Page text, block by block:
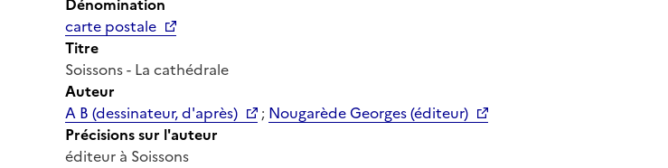
carte postale
Titre
Soissons - La cathédrale
Auteur
A B (dessinateur, d'après)
; Nougarède Georges (éditeur)
Précisions sur l'auteur
éditeur à Soissons